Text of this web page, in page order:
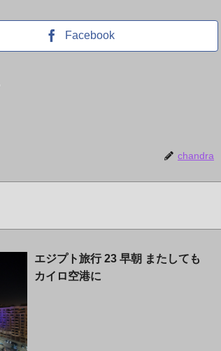
Facebook
chandra
エジプト旅行 23 早朝 またしても
カイロ空港に